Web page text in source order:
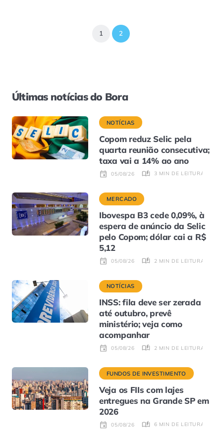
1 2
Últimas notícias do Bora
NOTÍCIAS
Copom reduz Selic pela
quarta reunião consecutiva;
taxa vai a 14% ao ano
05/08/26 3 MIN DE LEITURA
MERCADO
Ibovespa B3 cede 0,09%, à
espera de anúncio da Selic
pelo Copom; dólar cai a R$
5,12
05/08/26 2 MIN DE LEITURA
NOTÍCIAS
INSS: fila deve ser zerada
até outubro, prevê
ministério; veja como
acompanhar
05/08/26 2 MIN DE LEITURA
FUNDOS DE INVESTIMENTO
Veja os FIIs com lajes
entregues na Grande SP em
2026
05/08/26 6 MIN DE LEITURA